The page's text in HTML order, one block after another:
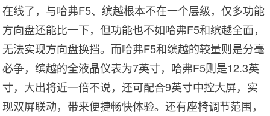
在线了，与哈弗F5、缤越根本不在一个层级，仅多功能
方向盘还能比一下，但功能也不如哈弗F5和缤越全面，
无法实现方向盘换挡。而哈弗F5和缤越的较量则是分毫
必争，缤越的全液晶仪表为7英寸，哈弗F5则是12.3英
寸，大出将近一倍不说，还可配合9英寸中控大屏，实
现双屏联动，带来便捷畅快体验。还有座椅调节范围，